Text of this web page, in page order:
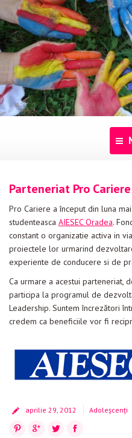
Despre noi
Programe
Evenimente
Materiale
Anunțuri
Contact
Parteneriat Pro Cariere
Pro Cariere a început din luna
studenteasca AIESEC Oradea.
constant o organizatie activa in
proiectele lor urmarind
experiente de conducere si de
Ca urmare a acestui parteneriat,
participa la programul de
Leadership. Suntem încrezători
credem ca beneficiile vor fi
aprilie 29, 2012 Adoleșcenți
Facebook
Twitter
Google+
Pinterest